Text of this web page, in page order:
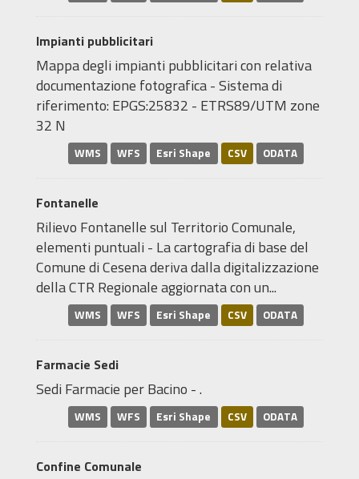
Impianti pubblicitari
Mappa degli impianti pubblicitari con relativa
documentazione fotografica - Sistema di
riferimento: EPGS:25832 - ETRS89/UTM zone
32 N
WMS WFS Esri Shape CSV ODATA
Fontanelle
Rilievo Fontanelle sul Territorio Comunale,
elementi puntuali - La cartografia di base del
Comune di Cesena deriva dalla digitalizzazione
della CTR Regionale aggiornata con un...
WMS WFS Esri Shape CSV ODATA
Farmacie Sedi
Sedi Farmacie per Bacino - .
WMS WFS Esri Shape CSV ODATA
Confine Comunale